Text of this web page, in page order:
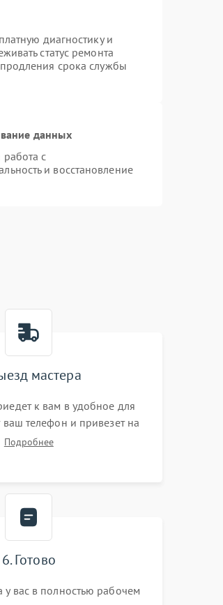
диагностику и
статус ремонта
срока службы
данных
с
и восстановление
мастера
к вам в удобное для
ваш телефон и привезет на
Подробнее
6. Готово
вас в полностью рабочем